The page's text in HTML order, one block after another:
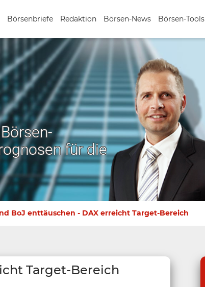
Börsenbriefe Redaktion Börsen-News Börsen-Tools
für die
BoJ enttäuschen - DAX erreicht Target-Bereich
Target-Bereich